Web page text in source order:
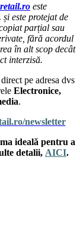
este
și este protejat de
parțial sau
fără acordul
în alt scop decât
interzisă.
pe adresa dvs
Electronice,
.
newsletter
ideală pentru a
detalii, AICI.